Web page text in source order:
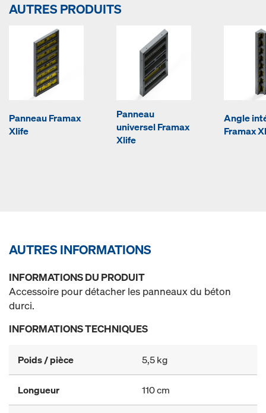
AUTRES PRODUITS
Panneau Framax
Xlife
Panneau
universel Framax
Xlife
Angle
Framax
AUTRES INFORMATIONS
INFORMATIONS DU PRODUIT
Accessoire pour détacher les panneaux du béton
durci.
INFORMATIONS TECHNIQUES
Poids / pièce 5,5 kg
Longueur 110 cm